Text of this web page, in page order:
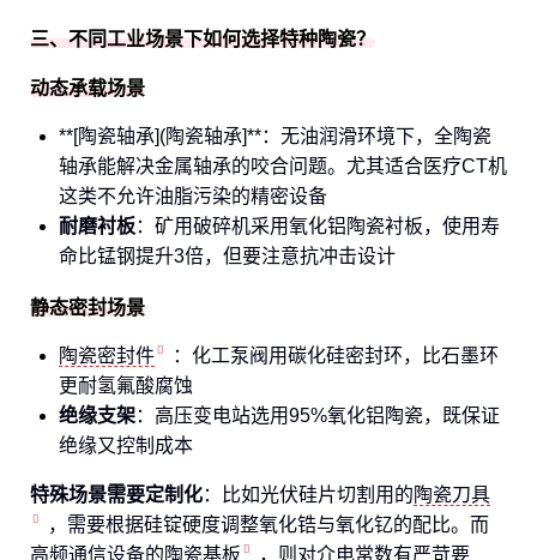
三、不同工业场景下如何选择特种陶瓷？
动态承载场景
**[陶瓷轴承](陶瓷轴承]**：无油润滑环境下，全陶瓷
轴承能解决金属轴承的咬合问题。尤其适合医疗CT机
这类不允许油脂污染的精密设备
耐磨衬板：矿用破碎机采用氧化铝陶瓷衬板，使用寿
命比锰钢提升3倍，但要注意抗冲击设计
静态密封场景
陶瓷密封件
：化工泵阀用碳化硅密封环，比石墨环
更耐氢氟酸腐蚀
绝缘支架：高压变电站选用95%氧化铝陶瓷，既保证
绝缘又控制成本
特殊场景需要定制化：比如光伏硅片切割用的陶瓷刀具
，需要根据硅锭硬度调整氧化锆与氧化钇的配比。而
高频通信设备的陶瓷基板
，则对介电常数有严苛要